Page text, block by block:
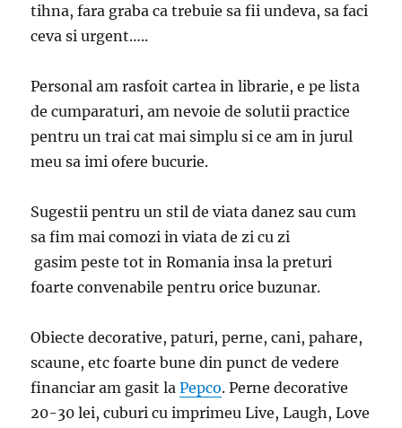
tihna, fara graba ca trebuie sa fii undeva, sa faci
ceva si urgent…..
Personal am rasfoit cartea in librarie, e pe lista
de cumparaturi, am nevoie de solutii practice
pentru un trai cat mai simplu si ce am in jurul
meu sa imi ofere bucurie.
Sugestii pentru un stil de viata danez sau cum
sa fim mai comozi in viata de zi cu zi
gasim peste tot in Romania insa la preturi
foarte convenabile pentru orice buzunar.
Obiecte decorative, paturi, perne, cani, pahare,
scaune, etc foarte bune din punct de vedere
financiar am gasit laPepco. Perne decorative
20-30 lei, cuburi cu imprimeu Live, Laugh, Love